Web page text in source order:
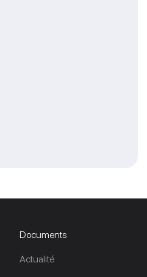
Documents
Actualité